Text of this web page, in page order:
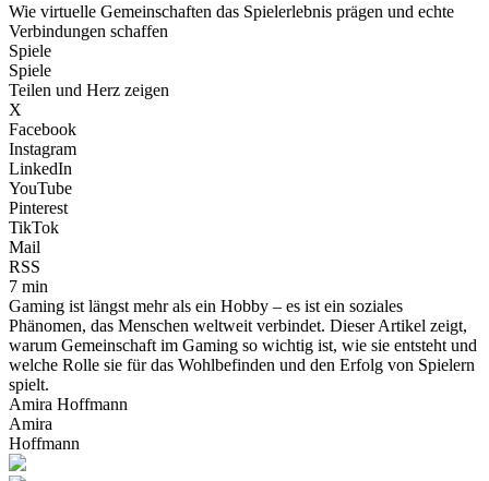
Wie virtuelle Gemeinschaften das Spielerlebnis prägen und echte
Verbindungen schaffen
Spiele
Spiele
Teilen und Herz zeigen
X
Facebook
Instagram
LinkedIn
YouTube
Pinterest
TikTok
Mail
RSS
7 min
Gaming ist längst mehr als ein Hobby – es ist ein soziales
Phänomen, das Menschen weltweit verbindet. Dieser Artikel zeigt,
warum Gemeinschaft im Gaming so wichtig ist, wie sie entsteht und
welche Rolle sie für das Wohlbefinden und den Erfolg von Spielern
spielt.
Amira Hoffmann
Amira
Hoffmann